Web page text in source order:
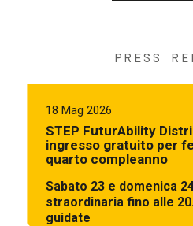
PRESS
18 Mag 2026
STEP FuturAbility
ingresso gratuito per
quarto compleanno
Sabato 23 e domenica
straordinaria fino alle
guidate